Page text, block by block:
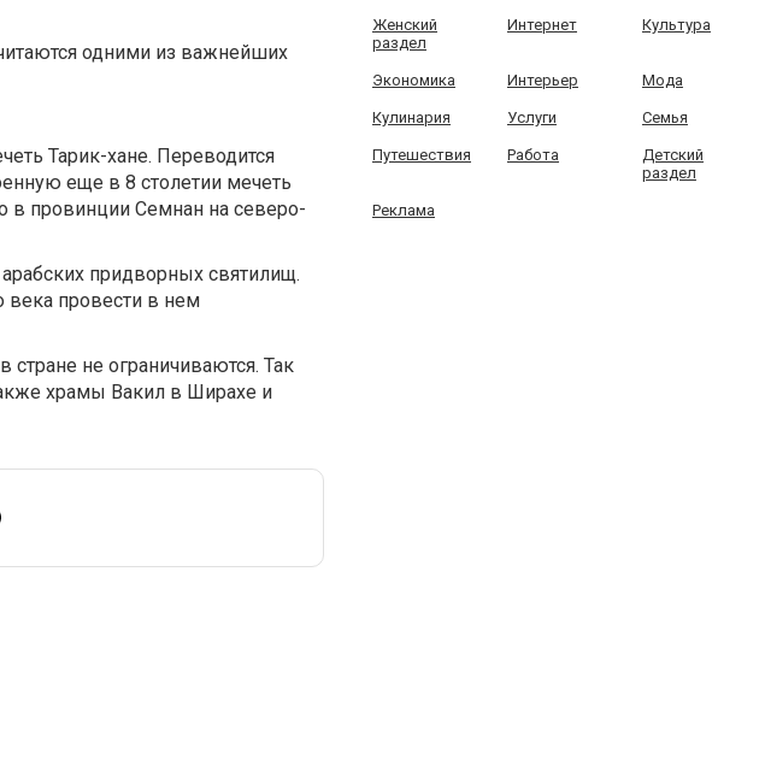
одними из важнейших
Тарик-хане. Переводится
еще в 8 столетии мечеть
в провинции Семнан на северо-
придворных святилищ.
века провести в нем
в стране не ограничиваются. Так
храмы Вакил в Ширахе и
Женский
раздел
Интернет Культура
Экономика Интерьер Мода
Кулинария Услуги Семья
Путешествия Работа
Детский
раздел
Реклама